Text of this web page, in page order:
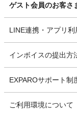
ゲスト会員のお客さ
LINE連携・アプリ利
インボイスの提出方
EXPAROサポート制
ご利用環境について